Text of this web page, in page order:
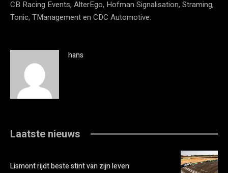
CB Racing Events, AlterEgo, Hofman Signalisation, Straming,
Tonic, TManagement en CDC Automotive.
hans
Laatste nieuws
Lismont rijdt beste stint van zijn leven